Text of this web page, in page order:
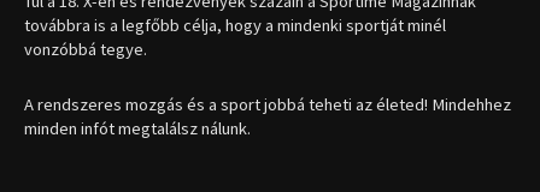
továbbra is a legfőbb célja, hogy a mindenki sportját minél
vonzóbbá tegye.
A rendszeres mozgás és a sport jobbá teheti az életed! Mindehhez
minden infót megtalálsz nálunk.